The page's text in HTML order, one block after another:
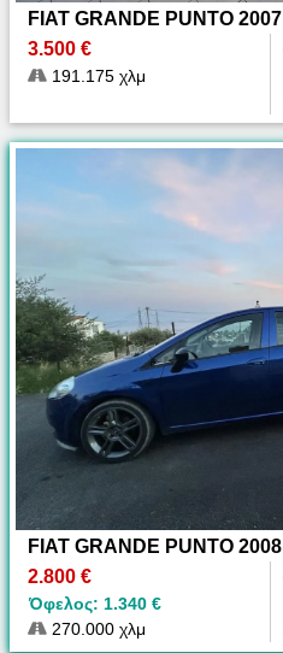
FIAT GRANDE PUNTO 2007
3.500 €
191.175 χλμ
FIAT GRANDE PUNTO 2008
2.800 €
Όφελος: 1.340 €
270.000 χλμ